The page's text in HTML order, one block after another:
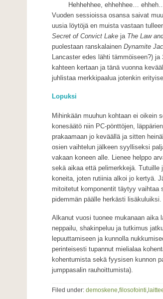
Hehhehhee, ehhehhee…
Vuoden sessioissa osansa saivat
uusia löytöjä en muista vastaan
Secret of Convict Lake ja The Law
puolestaan ranskalainen Dynamite
Lancaster edes lähti tämmöiseen?) ja
kahteen kertaan ja tänä vuonna
juhlistaa merkkipaalua jotenkin
Lopuksi
Mihinkään muuhun kohtaan ei oikein
konesäätö niin PC-pönttöjen,
prakaamaan jo keväällä ja sitten
osien vaihtelun jälkeen syylliseksi
vakaan koneen alle. Lienee helppo
sekä aikaa että pelimerkkejä.
koneita, joten rutiinia alkoi jo kertyä.
mitoitetut komponentit täytyy vaihtaa
pidemmän päälle herkästi lisäkuluiksi.
Alkanut vuosi tuonee mukanaan aika
neppailu, shakinpeluu ja tutkimus
lepuuttamiseen ja kunnolla
perinteisesti tupannut mielialaa
kohentumista sekä fyysisen kunnon
jumppasalin rauhoittumista).
Filed under: demoskene filosofointi